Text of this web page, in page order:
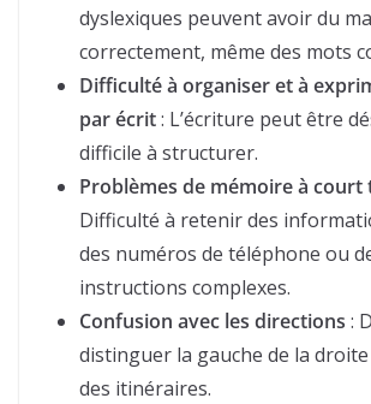
dyslexiques peuvent avoir du
correctement, même des mots
Difficulté à organiser et à
par écrit: L’écriture peut être
difficile à structurer.
Problèmes de mémoire à court
Difficulté à retenir des
des numéros de téléphone ou
instructions complexes.
Confusion avec les directions :
distinguer la gauche de la
des itinéraires.